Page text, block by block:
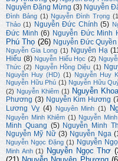
Nguyễn Đặng Mừng (3) Nguyễn
Đình Bảng (1) Nguyễn Đình Trọng
Thảo (1) Nguyễn Đức Chính (5)
Đức Minh (6) Nguyễn Đức Minh
Phú Thọ (26) Nguyễn Đức Quyền
Nguyễn Gia Long (1) Nguyên Hạ
Hiếu (8) Nguyễn Hiếu Học (2)
Thức (2) Nguyễn Hồng Diệu (1)
Nguyễn Huy (HD) (1) Nguyễn Huy
Nguyễn Hữu Phú (1) Nguyễn Hữu
(2) Nguyễn Khiêm (1) Nguyễn
Phương (3) Nguyễn Kim Hương
Lương Vỵ (4) Nguyên Minh (1)
Nguyễn Minh Khiêm (1) Nguyễn
Minh Quang (5) Nguyễn Minh
Nguyễn Mỹ Nữ (3) Nguyễn Nga
Nguyễn Ngọc Đặng (1) Nguyễn
Minh Anh (1) Nguyễn Ngọc Thơ